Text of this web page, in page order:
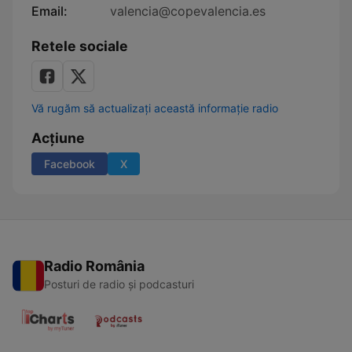
Email:
valencia@copevalencia.es
Retele sociale
Vă rugăm să actualizați această informație radio
Acțiune
Facebook X
Radio România
Posturi de radio și podcasturi